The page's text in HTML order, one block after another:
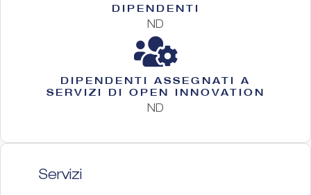
DIPENDENTI
ND
DIPENDENTI ASSEGNATI A
SERVIZI DI OPEN INNOVATION
ND
Servizi